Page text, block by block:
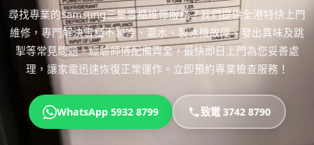
尋找專業的Samsung三星雪櫃維修服務？我們提供全港特快上門
維修，專門解決雪櫃不製冷、漏水、製冰機故障、發出異味及跳
掣等常見問題。經驗師傅配備齊全，最快即日上門為您妥善處
理，讓家電迅速恢復正常運作。立即預約專業檢查服務！
WhatsApp 5932 8799 致電 3742 8790